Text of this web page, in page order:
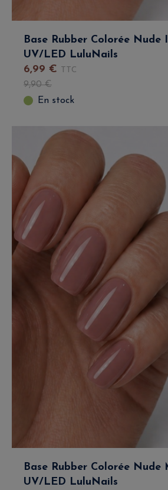
Base Rubber Colorée Nude
UV/LED LuluNails
6,99 € TTC
9,90€
En stock
Base Rubber Colorée Nude
UV/LED LuluNails